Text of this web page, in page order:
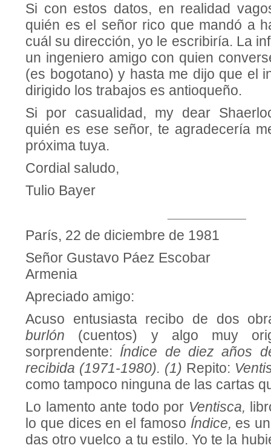
Si con estos datos, en realidad
quién es el señor rico que mandó a
cuál su dirección, yo le escribiría. La
un ingeniero amigo con quien
(es bogotano) y hasta me dijo que el
dirigido los trabajos es antioqueño.
Si por casualidad, my dear
quién es ese señor, te agradecería
próxima tuya.
Cordial saludo,
Tulio Bayer
París, 22 de diciembre de 1981
Señor Gustavo Páez Escobar
Armenia
Apreciado amigo:
Acuso entusiasta recibo de dos
burlón (cuentos) y al­go muy
sorprendente: Índice de diez años
recibida (1971-1980). (1) Repito:
como tampoco ninguna de las cartas
Lo lamento ante todo por Ventisca,
lo que dices en el famoso Índice, es
das otro vuelco a tu estilo. Yo te la